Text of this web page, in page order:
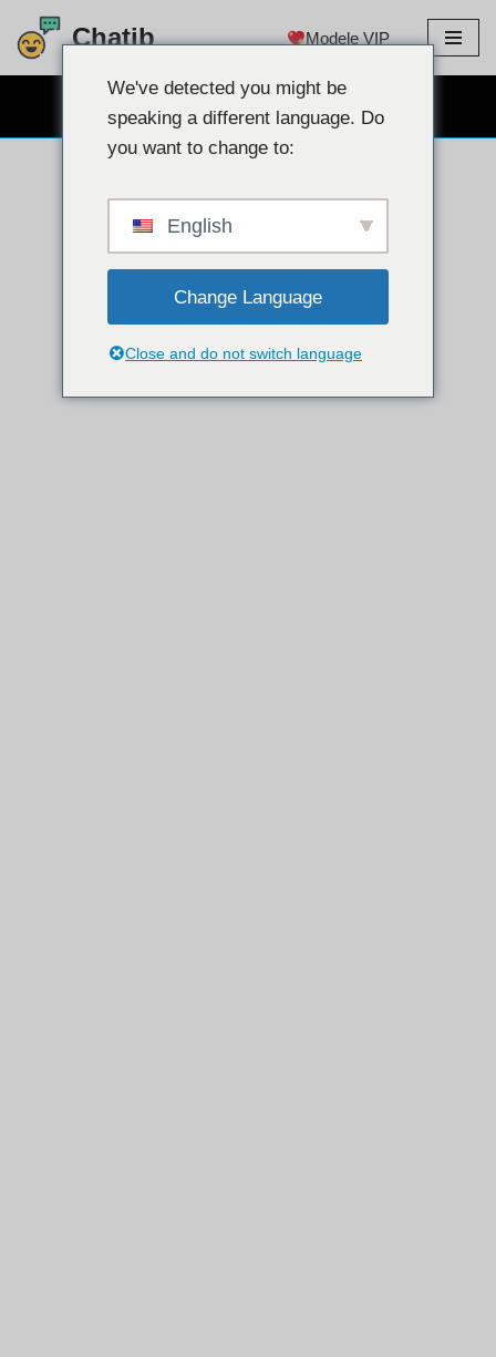
Sari
Chatib Modele VIP
We've detected you might be
speaking a different language. Do
you want to change to:
English
Change Language
Close and do not switch language